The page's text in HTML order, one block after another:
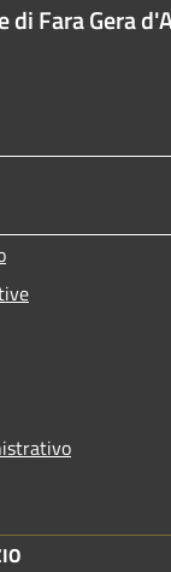
di Fara Gera